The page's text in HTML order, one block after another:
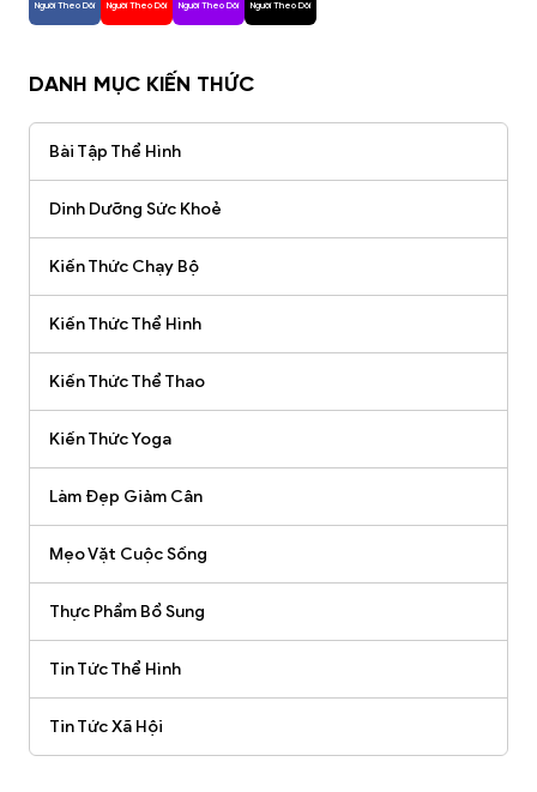
Người Theo Dõi Người Theo Dõi Người Theo Dõi Người Theo Dõi
DANH MỤC KIẾN THỨC
Bài Tập Thể Hình
Dinh Dưỡng Sức Khoẻ
Kiến Thức Chạy Bộ
Kiến Thức Thể Hình
Kiến Thức Thể Thao
Kiến Thức Yoga
Làm Đẹp Giảm Cân
Mẹo Vặt Cuộc Sống
Thực Phẩm Bổ Sung
Tin Tức Thể Hình
Tin Tức Xã Hội